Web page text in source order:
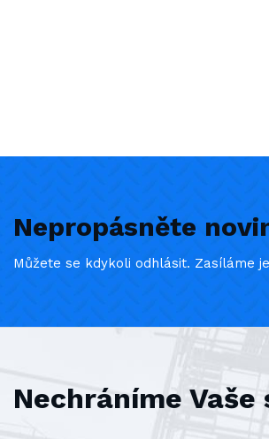
Nepropásněte
Můžete se kdykoli odhlásit. Zasíláme
Nechráníme Vaše